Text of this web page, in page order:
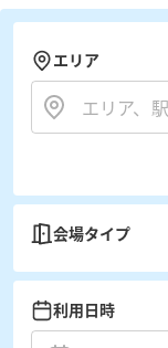
エリア
会場タイプ
利用日時